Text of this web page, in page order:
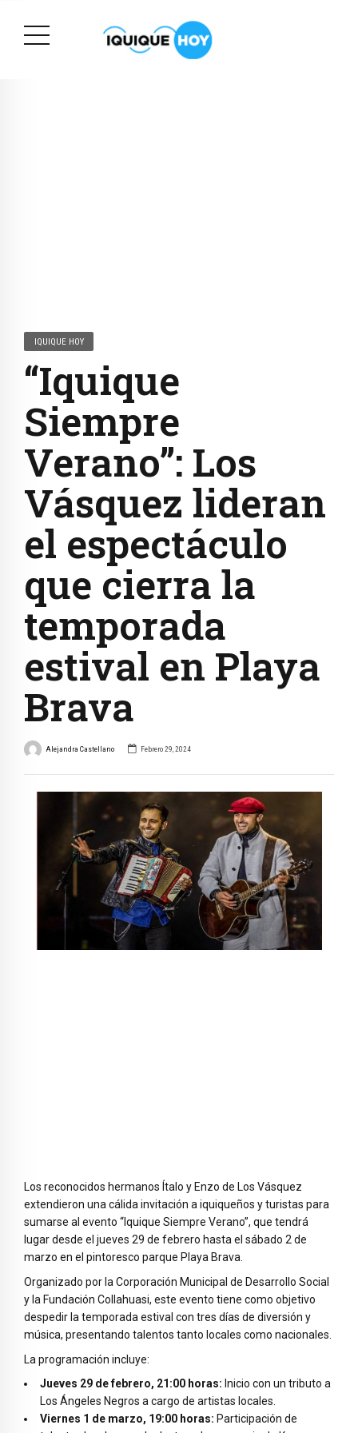
IQUIQUE HOY
“Iquique
Siempre
Verano”: Los
Vásquez lideran
el espectáculo
que cierra la
temporada
estival en Playa
Brava
Alejandra Castellano Febrero 29, 2024
Los reconocidos hermanos Ítalo y Enzo de Los Vásquez
extendieron una cálida invitación a iquiqueños y turistas para
sumarse al evento “Iquique Siempre Verano”, que tendrá
lugar desde el jueves 29 de febrero hasta el sábado 2 de
marzo en el pintoresco parque Playa Brava.
Organizado por la Corporación Municipal de Desarrollo Social
y la Fundación Collahuasi, este evento tiene como objetivo
despedir la temporada estival con tres días de diversión y
música, presentando talentos tanto locales como nacionales.
La programación incluye:
Jueves 29 de febrero, 21:00 horas: Inicio con un tributo a
Los Ángeles Negros a cargo de artistas locales.
Viernes 1 de marzo, 19:00 horas: Participación de